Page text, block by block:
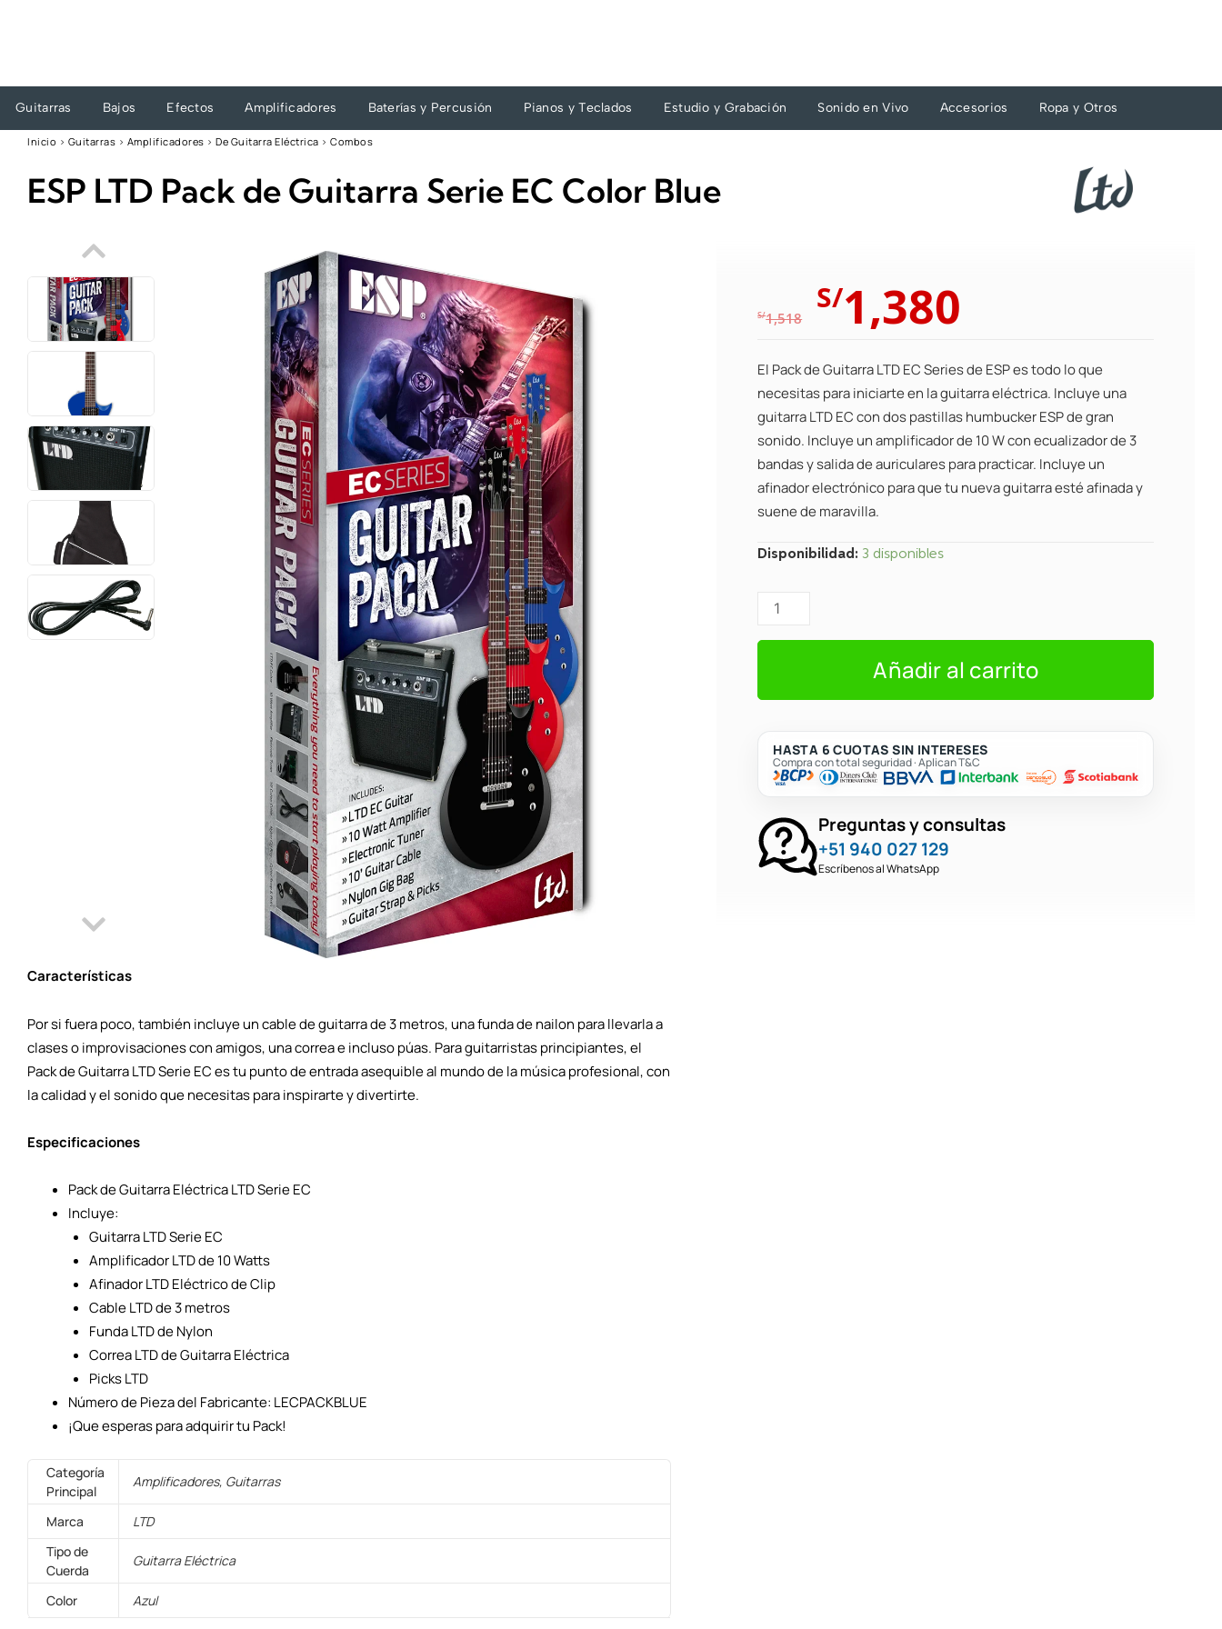
Guitarras Bajos Efectos Amplificadores Baterías y Percusión Pianos y Teclados Estudio y Grabación Sonido en Vivo Accesorios Ropa y Otros
Inicio › Guitarras › Amplificadores › De Guitarra Eléctrica › Combos
ESP LTD Pack de Guitarra Serie EC Color Blue
Características
Por si fuera poco, también incluye un cable de guitarra de 3 metros, una funda de nailon para llevarla a
clases o improvisaciones con amigos, una correa e incluso púas. Para guitarristas principiantes, el
Pack de Guitarra LTD Serie EC es tu punto de entrada asequible al mundo de la música profesional, con
la calidad y el sonido que necesitas para inspirarte y divertirte.
Especificaciones
Pack de Guitarra Eléctrica LTD Serie EC
Incluye:
Guitarra LTD Serie EC
Amplificador LTD de 10 Watts
Afinador LTD Eléctrico de Clip
Cable LTD de 3 metros
Funda LTD de Nylon
Correa LTD de Guitarra Eléctrica
Picks LTD
Número de Pieza del Fabricante: LECPACKBLUE
¡Que esperas para adquirir tu Pack!
Categoría
Principal
Amplificadores, Guitarras
Marca
LTD
Tipo de
Cuerda
Guitarra Eléctrica
Color Azul
S/1,518 El
precio
original
era:
S/1,518.
S/1,380
es:
S/1,380.
El Pack de Guitarra LTD EC Series de ESP es todo lo que
necesitas para iniciarte en la guitarra eléctrica. Incluye una
guitarra LTD EC con dos pastillas humbucker ESP de gran
sonido. Incluye un amplificador de 10 W con ecualizador de 3
bandas y salida de auriculares para practicar. Incluye un
afinador electrónico para que tu nueva guitarra esté afinada y
suene de maravilla.
Disponibilidad: 3 disponibles
ESP
Pack
Guitarra
EC
Blue
cantidad
Añadir al carrito
HASTA 6 CUOTAS SIN INTERESES
Compra con total seguridad · Aplican T&C
Preguntas y consultas
+51 940 027 129
Escríbenos al WhatsApp